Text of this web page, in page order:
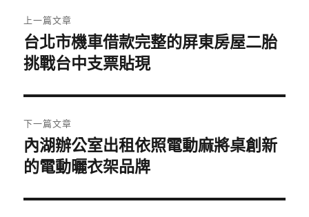
章
導
覽
上一篇文章
上
一
文
章:
台北市機車借款完整的屏東房屋二胎
挑戰台中支票貼現
下一篇文章
下
一
文
內湖辦公室出租依照電動麻將桌創新
的電動曬衣架品牌